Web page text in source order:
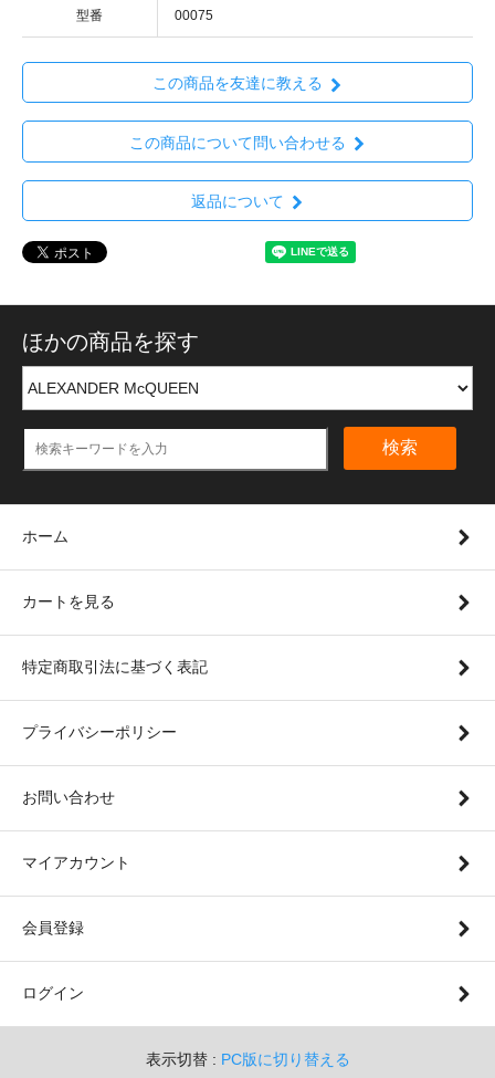
型番 00075
この商品を友達に教える
この商品について問い合わせる
返品について
ほかの商品を探す
検索
ホーム
カートを見る
特定商取引法に基づく表記
プライバシーポリシー
お問い合わせ
マイアカウント
会員登録
ログイン
表示切替 : PC版に切り替える